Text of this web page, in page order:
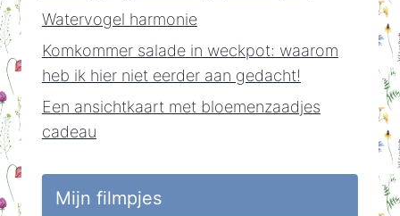
Watervogel harmonie
Komkommer salade in weckpot: waarom
heb ik hier niet eerder aan gedacht!
Een ansichtkaart met bloemenzaadjes
cadeau
Mijn filmpjes